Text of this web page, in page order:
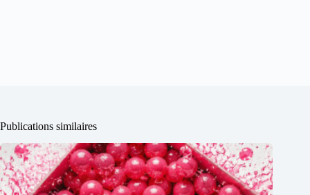
Publications similaires